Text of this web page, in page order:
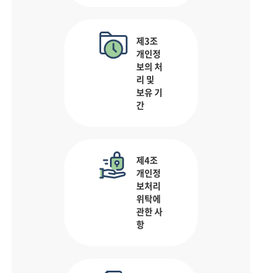
제3조
개인정
보의 처
리 및
보유 기
간
제4조
개인정
보처리
위탁에
관한 사
항